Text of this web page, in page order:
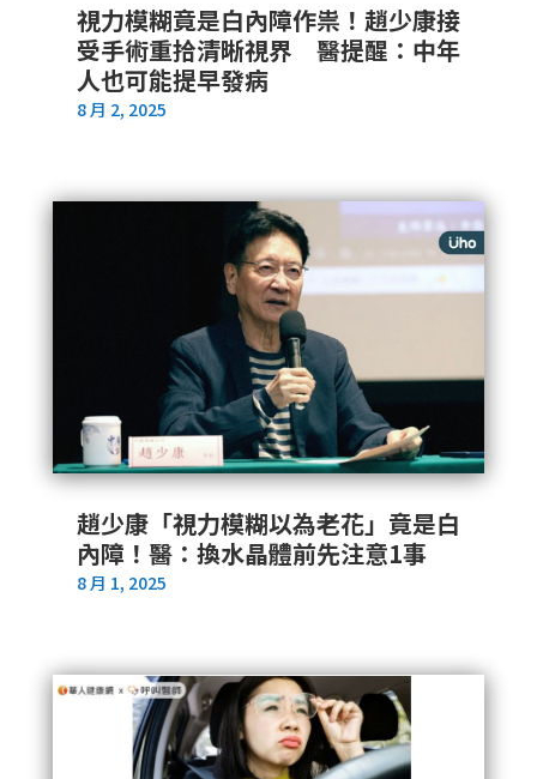
視力模糊竟是白內障作祟！趙少康接
受手術重拾清晰視界 醫提醒：中年
人也可能提早發病
8 月 2, 2025
趙少康「視力模糊以為老花」竟是白
內障！醫：換水晶體前先注意1事
8 月 1, 2025